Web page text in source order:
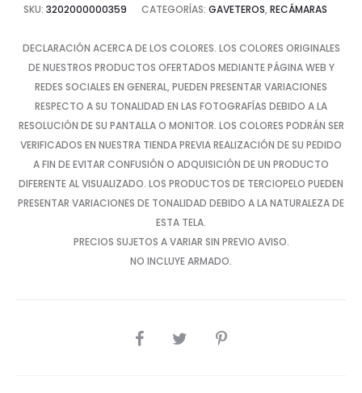
SKU: 3202000000359 CATEGORÍAS: GAVETEROS, RECÁMARAS
DECLARACIÓN ACERCA DE LOS COLORES. LOS COLORES ORIGINALES
DE NUESTROS PRODUCTOS OFERTADOS MEDIANTE PÁGINA WEB Y
REDES SOCIALES EN GENERAL, PUEDEN PRESENTAR VARIACIONES
RESPECTO A SU TONALIDAD EN LAS FOTOGRAFÍAS DEBIDO A LA
RESOLUCIÓN DE SU PANTALLA O MONITOR. LOS COLORES PODRÁN SER
VERIFICADOS EN NUESTRA TIENDA PREVIA REALIZACIÓN DE SU PEDIDO
A FIN DE EVITAR CONFUSIÓN O ADQUISICIÓN DE UN PRODUCTO
DIFERENTE AL VISUALIZADO. LOS PRODUCTOS DE TERCIOPELO PUEDEN
PRESENTAR VARIACIONES DE TONALIDAD DEBIDO A LA NATURALEZA DE
ESTA TELA.
PRECIOS SUJETOS A VARIAR SIN PREVIO AVISO.
NO INCLUYE ARMADO.
SHARE